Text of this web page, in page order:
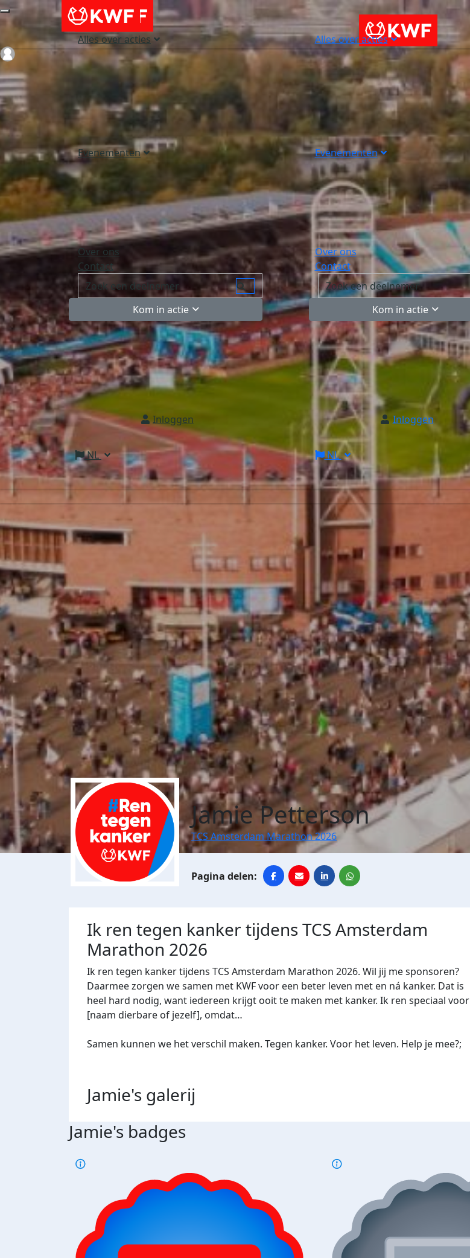
Alles over acties
Evenementen
Over ons
Contact
Kom in actie
Inloggen
NL
Alles over acties
Evenementen
Over ons
Contact
Kom in actie
Inloggen
NL
Login
Jamie Petterson
TCS Amsterdam Marathon 2026
Ik ren tegen kanker tijdens TCS Amsterdam
Marathon 2026
Ik ren tegen kanker tijdens TCS Amsterdam Marathon 2026. Wil jij me sponsoren?
Daarmee zorgen we samen met KWF voor een beter leven met en ná kanker. Dat is
heel hard nodig, want iedereen krijgt ooit te maken met kanker. Ik ren speciaal voor
[naam dierbare of jezelf], omdat…
Samen kunnen we het verschil maken. Tegen kanker. Voor het leven. Help je mee?;
Jamie's galerij
Jamie's badges